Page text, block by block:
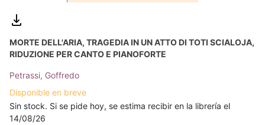
MORTE DELL'ARIA, TRAGEDIA IN UN ATTO DI TOTI SCIALOJA,
RIDUZIONE PER CANTO E PIANOFORTE
Petrassi, Goffredo
Disponible en breve
Sin stock. Si se pide hoy, se estima recibir en la librería el
14/08/26